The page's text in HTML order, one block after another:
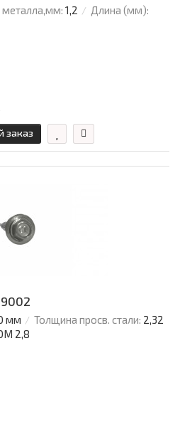
1,2
Длина (мм):
заказ
мм Толщина просв. стали: 2,32
2,8